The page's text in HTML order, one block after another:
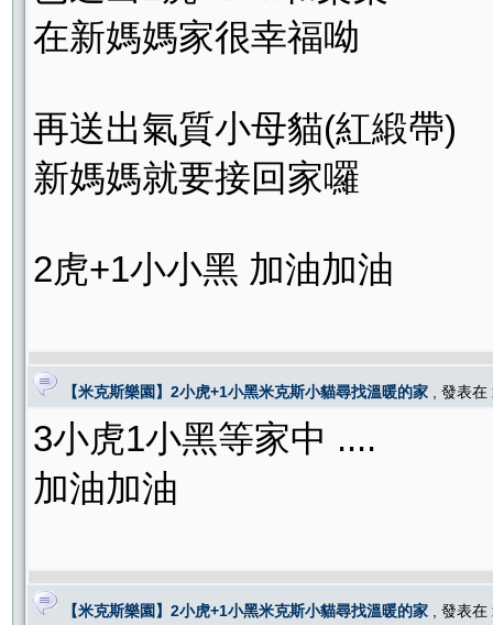
在新媽媽家很幸福呦
再送出氣質小母貓(紅緞帶)
新媽媽就要接回家囉
2虎+1小小黑 加油加油
【米克斯樂園】2小虎+1小黑米克斯小貓尋找溫暖的家 , 發表在
3小虎1小黑等家中 ....
加油加油
【米克斯樂園】2小虎+1小黑米克斯小貓尋找溫暖的家 , 發表在